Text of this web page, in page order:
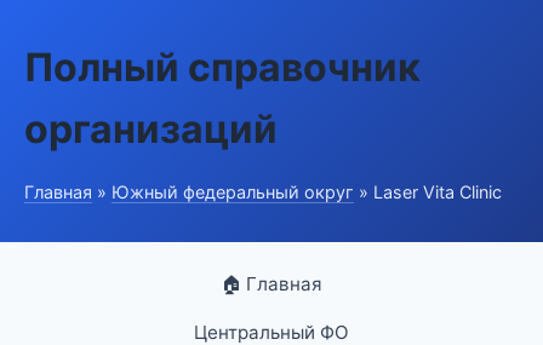
Полный справочник
организаций
Главная » Южный федеральный округ » Laser Vita Clinic
🏠 Главная
Центральный ФО